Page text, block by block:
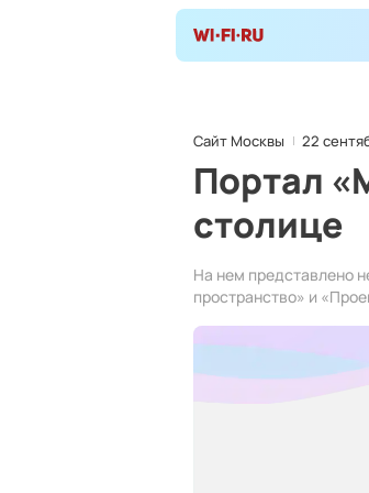
Сайт Москвы 22
Портал
столице
На нем представлено
пространство» и